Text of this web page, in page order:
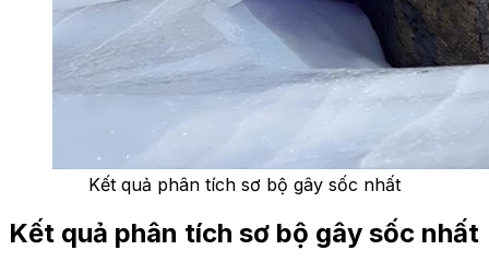
Kết quả phân tích sơ bộ gây sốc nhất
Kết quả phân tích sơ bộ gây sốc nhất